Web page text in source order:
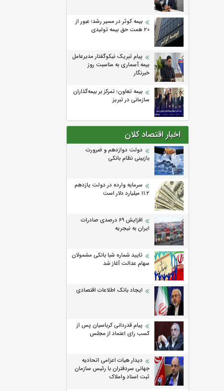
بیمه کوثر در مسیر رشد؛ عبور از
20 همت حق بیمه تولیدی
پیام تبریک نیکوگفتار مدیرعامل
بیمه آسماری به مناسبت روز
خبرنگار
بیمه تعاون؛ تمرکز بر بیمه‌گذاران
سازمانی در تبریز
اخبار اقتصاد کلان
دولت دوازدهم و ضرورت
بازبینی نظام بانکی
سرمایه وارده در دولت یازدهم
۱۱.۲ میلیارد دلار است
افزایش 69 درصدی صادرات
ایران به نیجریه
تایید شماره شبا بانکی مشمولان
سهام عدالت آغاز شد
ایجاد بانک اطلاعات اقتصادی
پیام قدردانی کرباسیان پس از
کسب رای اعتماد از مجلس
دیدار هیات اعزامی اتحادیه
جهانی سردفتران با رئیس سازمان
ثبت اسناد واملاک